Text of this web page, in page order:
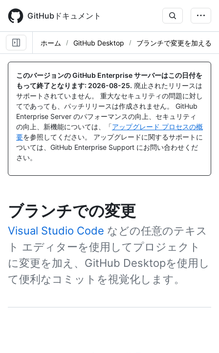
main
content
GitHubドキュメント
ホーム GitHub Desktop ブランチで変更を加える
このバージョンの GitHub Enterprise サーバーはこの日付を
もって終了となります: 2026-08-25. 廃止されたリリースは
サポートされていません。 重大なセキュリティの問題に対し
てであっても、パッチリリースは作成されません。 GitHub
Enterprise Server のパフォーマンスの向上、セキュリティ
の向上、新機能については、「アップグレード プロセスの概
要を参照してください。 アップグレードに関するサポートに
ついては、GitHub Enterprise Support にお問い合わせくだ
さい。
ブランチでの変更
Visual Studio Code などの任意のテキス
ト エディターを使用してプロジェクト
に変更を加え、GitHub Desktopを使用し
て便利なコミットを視覚化します。